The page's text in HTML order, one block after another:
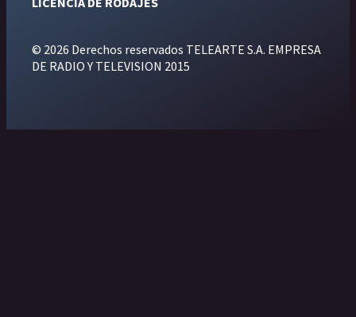
© 2026 Derechos reservados TELEARTE S.A. EMPRESA
DE RADIO Y TELEVISION 2015